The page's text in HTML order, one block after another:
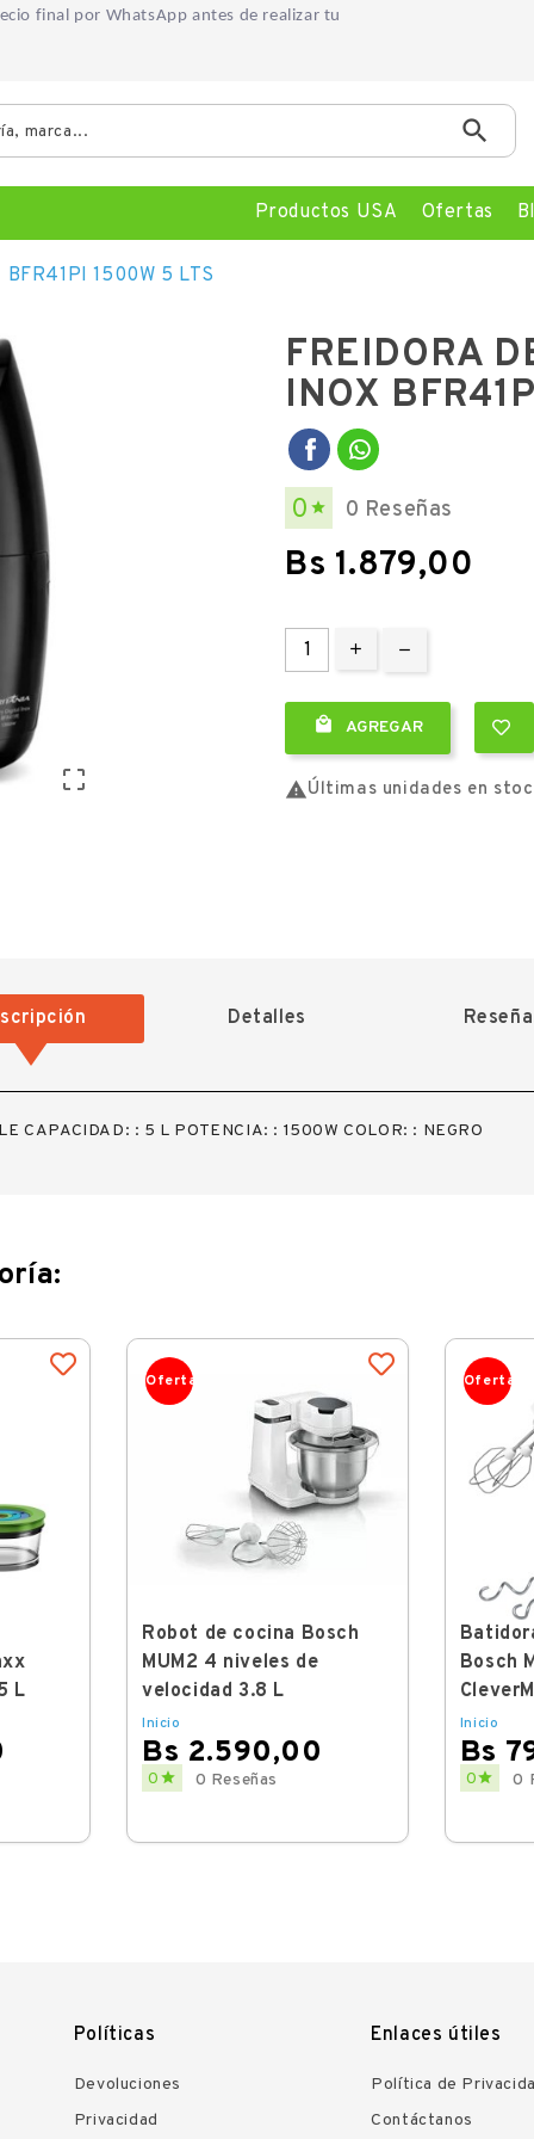
final por WhatsApp antes de realizar tu

Productos USA Ofertas
FREIDORA DE AIRE BRITANIA DIGITAL INOX BFR41PI 1500W 5 LTS

FREIDORA
INOX
0  0 Reseñas
Bs 1.879,00
 AGREGAR
Últimas unidades en
Detalles
CAPACIDAD: : 5 L POTENCIA: : 1500W COLOR: : NEGRO
L
Oferta
Robot de cocina Bosch
MUM2 4 niveles de
velocidad 3.8 L
Inicio
Bs 2.590,00
Price
0  0 Reseñas
Oferta
Bosch
Inicio
Bs
Price
0 0
Políticas
Devoluciones
Privacidad
Enlaces útiles
Política de
Contáctanos